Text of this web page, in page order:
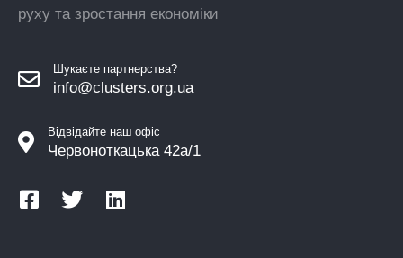
руху та зростання економіки
Шукаєте партнерства?
info@clusters.org.ua
Відвідайте наш офіс
Червоноткацька 42а/1